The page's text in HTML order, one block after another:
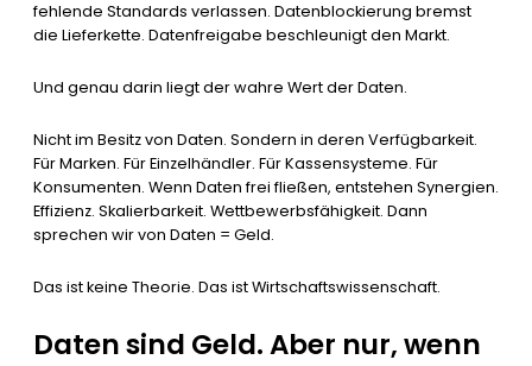
fehlende Standards verlassen. Datenblockierung bremst
die Lieferkette. Datenfreigabe beschleunigt den Markt.
Und genau darin liegt der wahre Wert der Daten.
Nicht im Besitz von Daten. Sondern in deren Verfügbarkeit.
Für Marken. Für Einzelhändler. Für Kassensysteme. Für
Konsumenten. Wenn Daten frei fließen, entstehen Synergien.
Effizienz. Skalierbarkeit. Wettbewerbsfähigkeit. Dann
sprechen wir von Daten = Geld.
Das ist keine Theorie. Das ist Wirtschaftswissenschaft.
Daten sind Geld. Aber nur, wenn